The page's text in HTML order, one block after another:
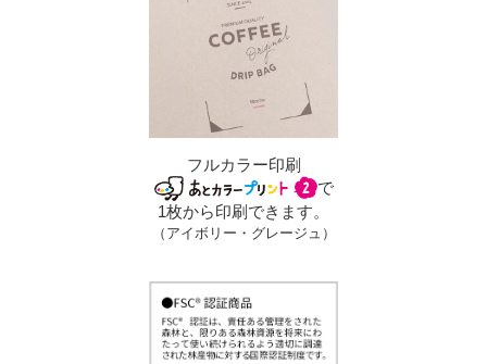
フルカラー印刷
で
1枚から印刷できます。
（アイボリー・グレージュ）